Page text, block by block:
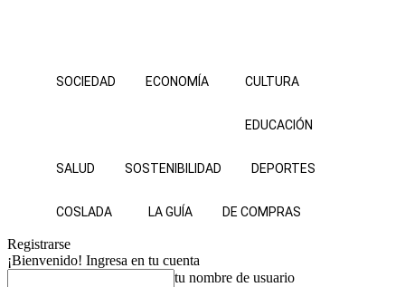
SOCIEDAD ECONOMÍA CULTURA
EDUCACIÓN
SALUD SOSTENIBILIDAD DEPORTES
COSLADA LA GUÍA DE COMPRAS
Registrarse
¡Bienvenido! Ingresa en tu cuenta
tu nombre de usuario